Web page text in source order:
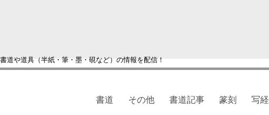
書道や道具（半紙・筆・墨・硯など）の情報を配信！
書道 その他 書道記事 篆刻 写経